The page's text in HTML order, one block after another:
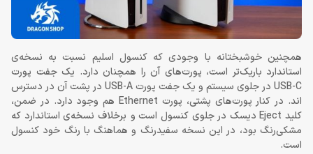
همچنین خوشبختانه با وجودی که کنسول اسلیم نسبت به نسخه‌ی
استاندارد باریک‌تر است، پورت‌های آن را همچنان دارد. یک جفت پورت
USB-C در جلوی سیستم و یک جفت پورت USB-A در پشت آن در دسترس
اند. در کنار پورت‌های پشتی، پورت Ethernet هم وجود دارد. در ضمن،
کلید Eject دیسک در جلوی کنسول است و برخلاف نسخه‌ی استاندارد که
مشکی‌رنگ بود، در این نسخه سفیدرنگ و هماهنگ با رنگ خود کنسول
است.